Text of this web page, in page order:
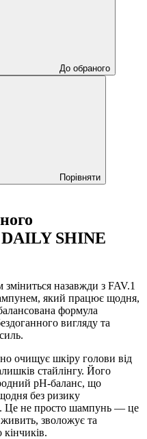
До обраного
Порівняти
DAILY SHINE
назавжди з FAV.1
який працює щодня,
формула
вигляду та
очищує шкіру голови від
стайлінгу. Його
pH-баланс, що
без ризику
Це не просто шампунь — це
зволожує та
кінчиків.